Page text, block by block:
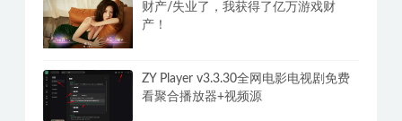
财产/失业了，我获得了亿万游戏财
产！
ZY Player v3.3.30全网电影电视剧免费
看聚合播放器+视频源